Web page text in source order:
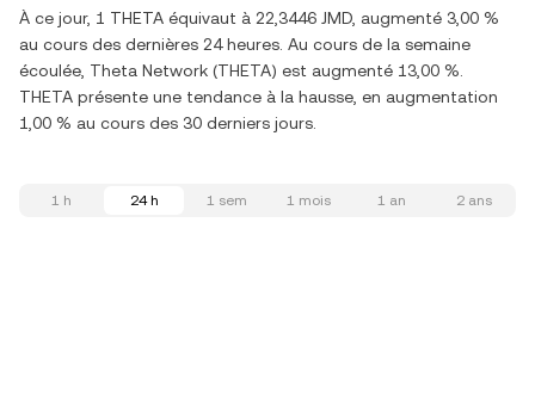
À ce jour, 1 THETA équivaut à 22,3446 JMD, augmenté 3,00 %
au cours des dernières 24 heures. Au cours de la semaine
écoulée, Theta Network (THETA) est augmenté 13,00 %.
THETA présente une tendance à la hausse, en augmentation
1,00 % au cours des 30 derniers jours.
1 h 24 h 1 sem 1 mois 1 an 2 ans